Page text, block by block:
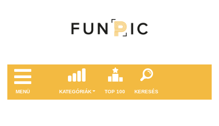
MENÜ KATEGÓRIÁK TOP 100 KERESÉS